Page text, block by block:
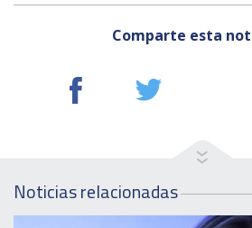
Comparte esta
Noticias relacionadas